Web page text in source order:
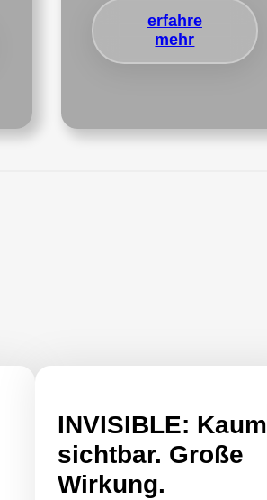
erfahre
mehr
INVISIBLE: Kaum
sichtbar. Große
Wirkung.